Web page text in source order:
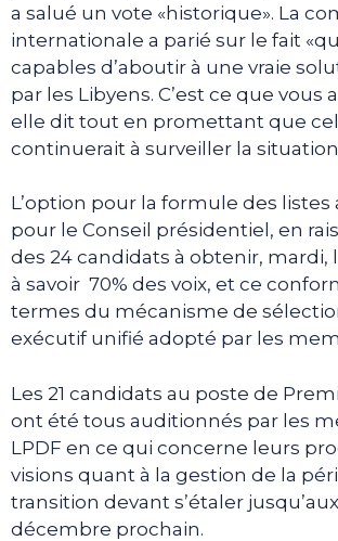
a salué un vote «historique». La
internationale a parié sur le fait
capables d’aboutir à une vraie
par les Libyens. C’est ce que vous
elle dit tout en promettant que
continuerait à surveiller la
L’option pour la formule des listes
pour le Conseil présidentiel, en
des 24 candidats à obtenir, mardi,
à savoir 70% des voix, et ce
termes du mécanisme de
exécutif unifié adopté par les
Les 21 candidats au poste de
ont été tous auditionnés par les
LPDF en ce qui concerne leurs
visions quant à la gestion de la
transition devant s’étaler
décembre prochain.